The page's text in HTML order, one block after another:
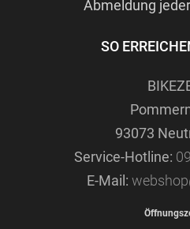
Abmeldung
SO
93073
Service-Hotline:
E-Mail: